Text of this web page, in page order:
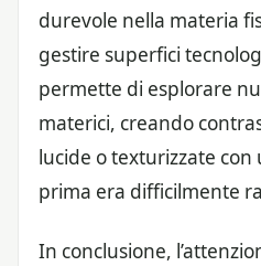
durevole nella materia
gestire superfici
permette di esplorare
materici, creando
lucide o texturizzate con
prima era difficilmente
In conclusione,